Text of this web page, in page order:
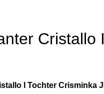
Cristallo
I Tochter Crisminka